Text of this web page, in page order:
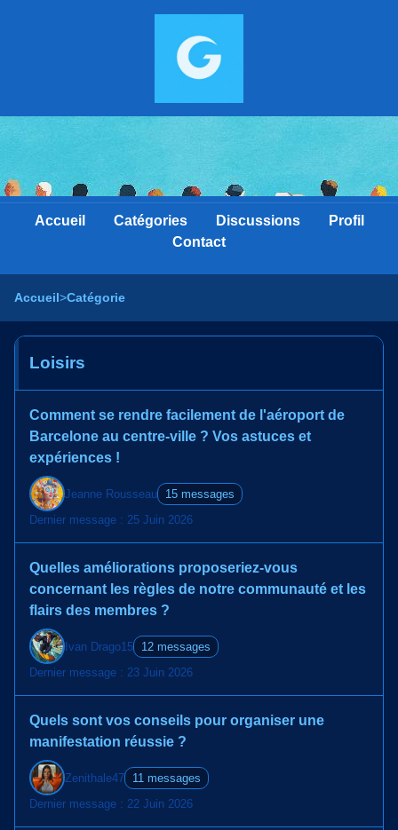
Accueil Catégories Discussions
Profil
Contact
Accueil>Catégorie
Loisirs
Comment se rendre facilement de l'aéroport de
Barcelone au centre-ville ? Vos astuces et
expériences !
Jeanne Rousseau
15 messages
Dernier message : 25 Juin 2026
Quelles améliorations proposeriez-vous
concernant les règles de notre communauté et les
flairs des membres ?
Ivan Drago15
12 messages
Dernier message : 23 Juin 2026
Quels sont vos conseils pour organiser une
manifestation réussie ?
Zenithale47
11 messages
Dernier message : 22 Juin 2026